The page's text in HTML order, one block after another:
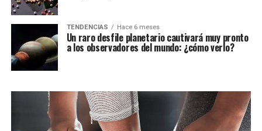
TENDENCIAS Hace 6 meses
Un raro desfile planetario cautivará muy pronto
a los observadores del mundo: ¿cómo verlo?